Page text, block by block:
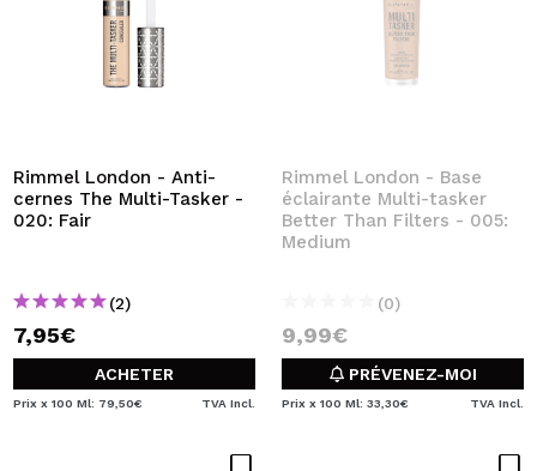
Rimmel London - Anti-
cernes The Multi-Tasker -
020: Fair
(2)
7,95€
ACHETER
Prix x 100 Ml: 79,50€ TVA Incl.
Rimmel London - Base
éclairante Multi-tasker
Better Than Filters - 005:
Medium
(0)
9,99€
PRÉVENEZ-MOI
Prix x 100 Ml: 33,30€ TVA Incl.